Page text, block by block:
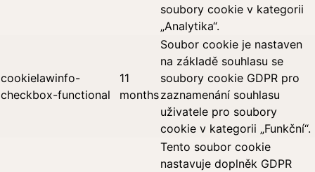
soubory cookie v kategorii
„Analytika“.
cookielawinfo-
checkbox-functional
11
months
Soubor cookie je nastaven
na základě souhlasu se
soubory cookie GDPR pro
zaznamenání souhlasu
uživatele pro soubory
cookie v kategorii „Funkční“.
Tento soubor cookie
nastavuje doplněk GDPR